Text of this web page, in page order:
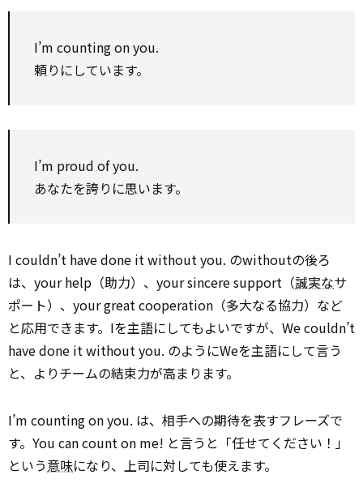
I’m counting on you.
頼りにしています。
I’m proud of you.
あなたを誇りに思います。
I couldn’t have done it without you. のwithoutの後ろ
は、your help（助力）、your sincere support（誠実なサ
ポート）、your great cooperation（多大なる協力）など
と応用できます。Iを主語にしてもよいですが、We couldn’t
have done it without you. のようにWeを主語にして言う
と、よりチームの結束力が高まります。
I’m counting on you. は、相手への期待を表すフレーズで
す。You can count on me! と言うと「任せてください！」
という意味になり、上司に対しても使えます。